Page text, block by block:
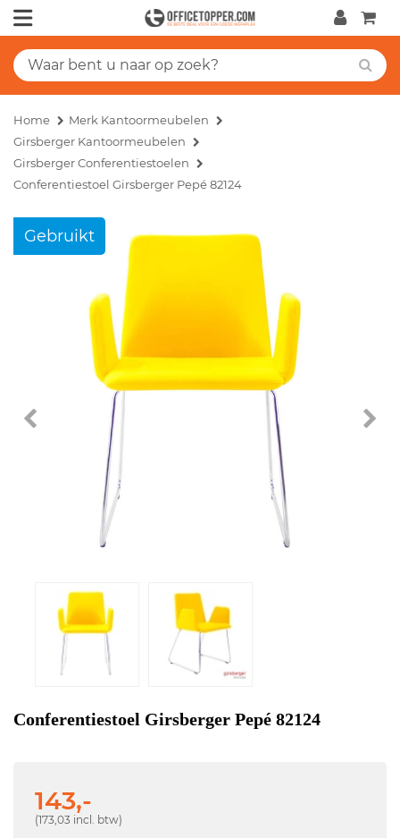
Home
Merk Kantoormeubelen
Girsberger Kantoormeubelen
Girsberger Conferentiestoelen
Conferentiestoel Girsberger Pepé 82124
Gebruikt
Conferentiestoel Girsberger Pepé 82124
143,-
(173,03 incl. btw)